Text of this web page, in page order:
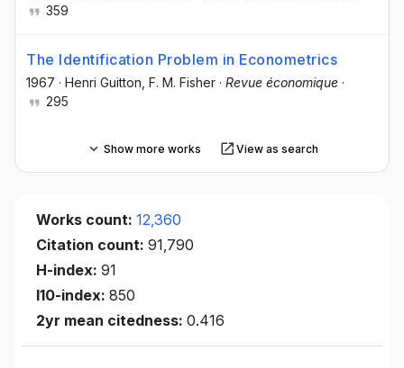
359
The Identification Problem in Econometrics
1967 · Henri Guitton , F. M. Fisher · Revue économique ·
295
Show more works View as search
Works count: 12,360
Citation count: 91,790
H-index: 91
I10-index: 850
2yr mean citedness: 0.416